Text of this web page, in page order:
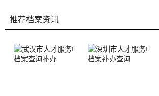
推荐档案资讯